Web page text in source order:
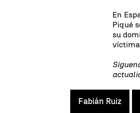
En
Piqué
su
Fabián Ruiz